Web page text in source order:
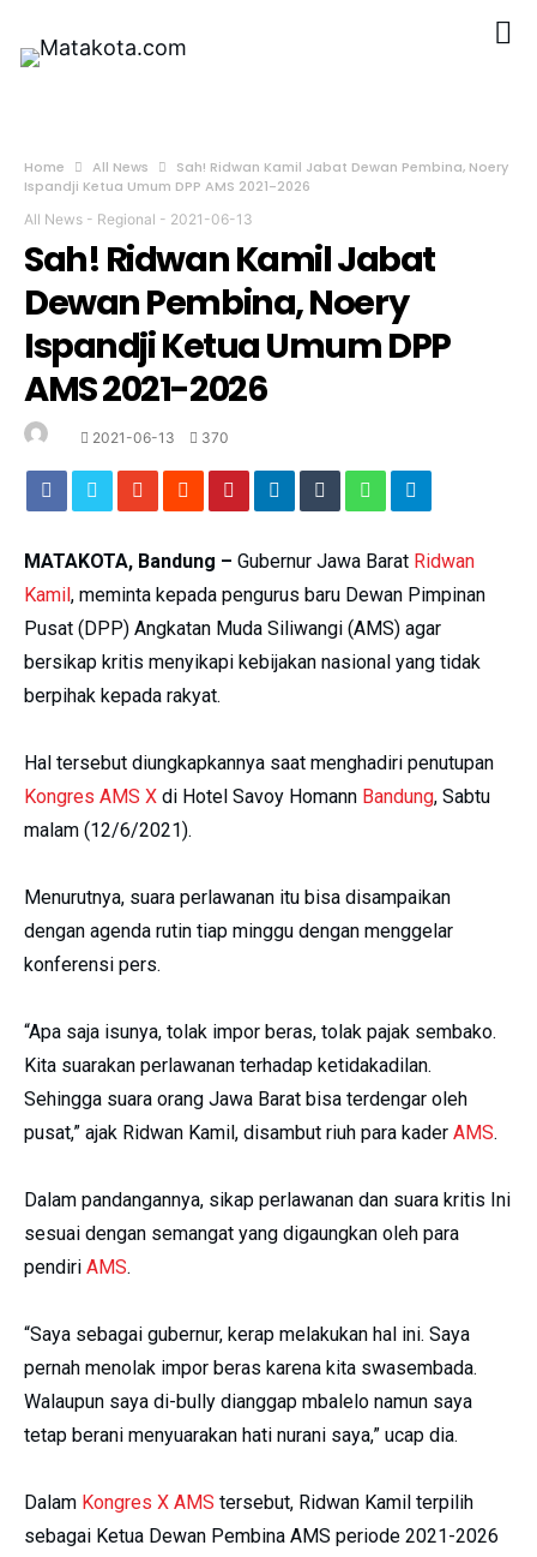
Home All News
Sah! Ridwan Kamil Jabat Dewan Pembina, Noery
Ispandji Ketua Umum DPP AMS 2021-2026
All News - Regional - 2021-06-13
Sah! Ridwan Kamil Jabat
Dewan Pembina, Noery
Ispandji Ketua Umum DPP
AMS 2021-2026
2021-06-13 370
MATAKOTA, Bandung – Gubernur Jawa Barat Ridwan
Kamil, meminta kepada pengurus baru Dewan Pimpinan
Pusat (DPP) Angkatan Muda Siliwangi (AMS) agar
bersikap kritis menyikapi kebijakan nasional yang tidak
berpihak kepada rakyat.
Hal tersebut diungkapkannya saat menghadiri penutupan
Kongres AMS X di Hotel Savoy Homann Bandung, Sabtu
malam (12/6/2021).
Menurutnya, suara perlawanan itu bisa disampaikan
dengan agenda rutin tiap minggu dengan menggelar
konferensi pers.
“Apa saja isunya, tolak impor beras, tolak pajak sembako.
Kita suarakan perlawanan terhadap ketidakadilan.
Sehingga suara orang Jawa Barat bisa terdengar oleh
pusat,” ajak Ridwan Kamil, disambut riuh para kader AMS.
Dalam pandangannya, sikap perlawanan dan suara kritis Ini
sesuai dengan semangat yang digaungkan oleh para
pendiri AMS.
“Saya sebagai gubernur, kerap melakukan hal ini. Saya
pernah menolak impor beras karena kita swasembada.
Walaupun saya di-bully dianggap mbalelo namun saya
tetap berani menyuarakan hati nurani saya,” ucap dia.
Dalam Kongres X AMS tersebut, Ridwan Kamil terpilih
sebagai Ketua Dewan Pembina AMS periode 2021-2026